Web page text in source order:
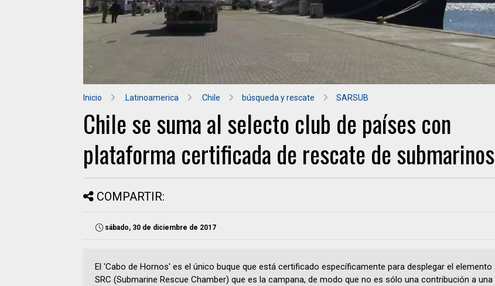
Inicio .Latinoamerica .Chile búsqueda y rescate SARSUB
Chile se suma al selecto club de países con
plataforma certificada de rescate de submarinos
COMPARTIR:
sábado, 30 de diciembre de 2017
El 'Cabo de Hornos' es el único buque que está certificado específicamente para desplegar el elemento
SRC (Submarine Rescue Chamber) que es la campana, de modo que no es sólo una contribución a una